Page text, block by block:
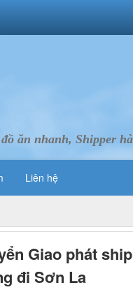
ăn nhanh, Shipper
Liên hệ
Giao phát
đi Sơn La